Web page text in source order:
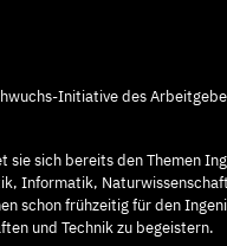
Initiative des
sie sich bereits den Themen
Informatik,
schon frühzeitig für den
und Technik zu begeistern.